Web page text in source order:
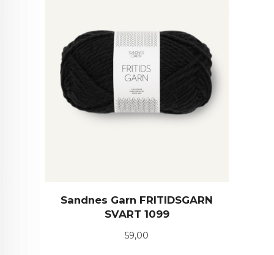
Sandnes Garn FRITIDSGARN
SVART 1099
Pris
59,00